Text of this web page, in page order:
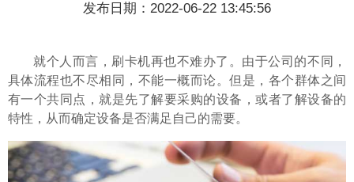
发布日期：2022-06-22 13:45:56
就个人而言， 刷卡机再也不难办了。由于公司的不同，
具体流程也不尽相同，不能一概而论。但是，各个群体之间
有一个共同点，就是先了解要采购的设备，或者了解设备的
特性，从而确定设备是否满足自己的需要。